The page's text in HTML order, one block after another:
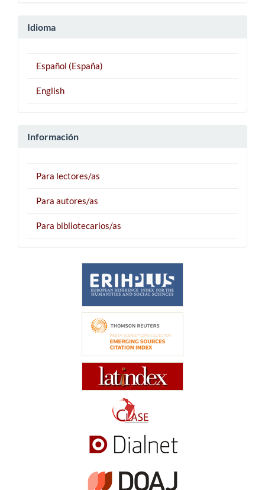
Idioma
Español (España)
English
Información
Para lectores/as
Para autores/as
Para bibliotecarios/as